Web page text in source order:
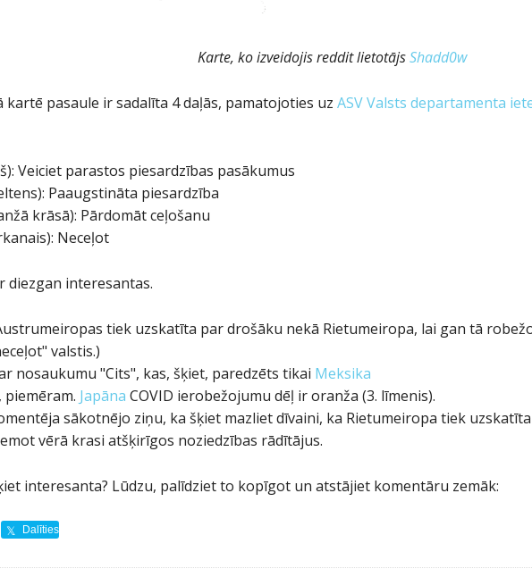
Karte, ko izveidojis reddit lietotājsShadd0w
kartē pasaule ir sadalīta 4 daļās, pamatojoties uz ASV Valsts departamenta
Veiciet parastos piesardzības pasākumus
Paaugstināta piesardzība
krāsā): Pārdomāt ceļošanu
Neceļot
diezgan interesantas.
tiek uzskatīta par drošāku nekā Rietumeiropa, lai gan tā
valstis.)
nosaukumu "Cits", kas, šķiet, paredzēts tikai Meksika
piemēram. Japāna COVID ierobežojumu dēļ ir oranža (3. līmenis).
sākotnējo ziņu, ka šķiet mazliet dīvaini, ka Rietumeiropa tiek
vērā krasi atšķirīgos noziedzības rādītājus.
interesanta? Lūdzu, palīdziet to kopīgot un atstājiet komentāru zemāk:
Dalīties